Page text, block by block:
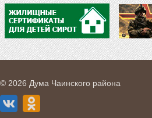
© 2026 Дума Чаинского района